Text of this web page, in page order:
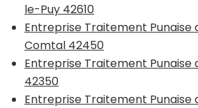
le-Puy 42610
Entreprise Traitement Punaise
Comtal 42450
Entreprise Traitement Punaise
42350
Entreprise Traitement Punaise